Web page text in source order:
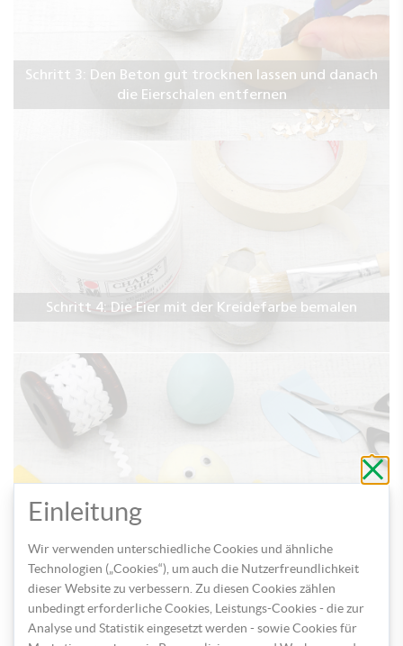
Schritt 3: Den Beton gut trocknen lassen und danach
die Eierschalen entfernen
Schritt 4: Die Eier mit der Kreidefarbe bemalen
Schritt 5: Verzieren und schmücken Sie die Eier zum
Schluss nach Lust und Laune
ohne
zu
Einleitung
Wir verwenden unterschiedliche Cookies und ähnliche
Technologien („Cookies“), um auch die Nutzerfreundlichkeit
dieser Website zu verbessern. Zu diesen Cookies zählen
unbedingt erforderliche Cookies, Leistungs-Cookies - die zur
Analyse und Statistik eingesetzt werden - sowie Cookies für